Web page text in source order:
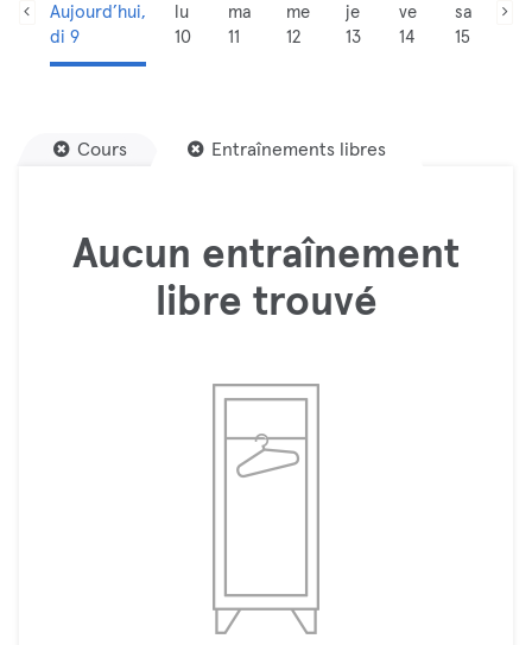
Aujourd’hui,
di 9
lu
10
ma
11
me
12
je
13
ve
14
sa
15
Cours Entraînements libres
Aucun entraînement
libre trouvé